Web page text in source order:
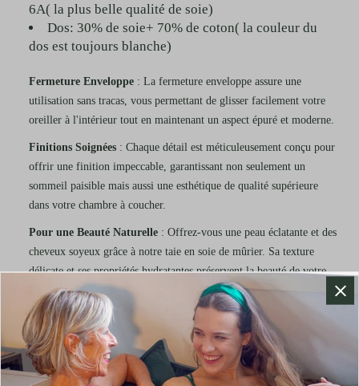
6A( la plus belle qualité de soie)
Dos: 30% de soie+ 70% de coton( la couleur du
dos est toujours blanche)
Fermeture Enveloppe: La fermeture enveloppe assure une
utilisation sans tracas, vous permettant de glisser facilement votre
oreiller à l'intérieur tout en maintenant un aspect épuré et moderne.
Finitions Soignées: Chaque détail est méticuleusement conçu pour
offrir une finition impeccable, garantissant non seulement un
sommeil paisible mais aussi une esthétique de qualité supérieure
dans votre chambre à coucher.
Pour une Beauté Naturelle: Offrez-vous une peau éclatante et des
cheveux soyeux grâce à notre taie en soie de mûrier. Sa texture
délicate et ses propriétés hydratantes préservent la beauté de votre
peau et de vos cheveux pendant votre sommeil.
Transformezvos nuits en une expérience luxueuse et réparatrice
avec notre taie d'oreiller en soie de mûrier Grade 6A. Découvrez le
sommeil ultime, pour une sensation de bien-être incomparable